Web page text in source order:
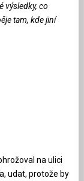
výsledky, co
tam, kde jiní
na ulici
udat, protože by